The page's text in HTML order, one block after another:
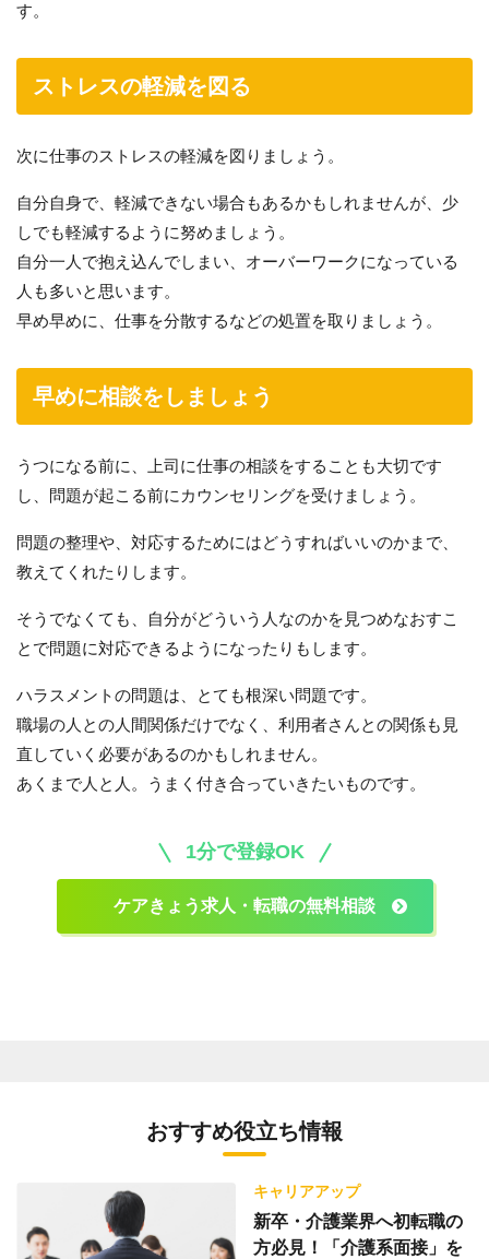
す。
ストレスの軽減を図る
次に仕事のストレスの軽減を図りましょう。
自分自身で、軽減できない場合もあるかもしれませんが、少
しでも軽減するように努めましょう。
自分一人で抱え込んでしまい、オーバーワークになっている
人も多いと思います。
早め早めに、仕事を分散するなどの処置を取りましょう。
早めに相談をしましょう
うつになる前に、上司に仕事の相談をすることも大切です
し、問題が起こる前にカウンセリングを受けましょう。
問題の整理や、対応するためにはどうすればいいのかまで、
教えてくれたりします。
そうでなくても、自分がどういう人なのかを見つめなおすこ
とで問題に対応できるようになったりもします。
ハラスメントの問題は、とても根深い問題です。
職場の人との人間関係だけでなく、利用者さんとの関係も見
直していく必要があるのかもしれません。
あくまで人と人。うまく付き合っていきたいものです。
1分で登録OK
ケアきょう求人・転職の無料相談
おすすめ役立ち情報
キャリアアップ
新卒・介護業界へ初転職の
方必見！「介護系面接」を